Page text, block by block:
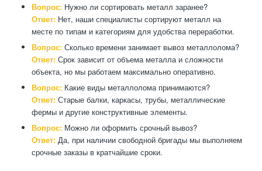
Вопрос:Нужно ли сортировать металл заранее?
Ответ:Нет, наши специалисты сортируют металл на
месте по типам и категориям для удобства переработки.
Вопрос:Сколько времени занимает вывоз металлолома?
Ответ:Срок зависит от объема металла и сложности
объекта, но мы работаем максимально оперативно.
Вопрос:Какие виды металлолома принимаются?
Ответ:Старые балки, каркасы, трубы, металлические
фермы и другие конструктивные элементы.
Вопрос:Можно ли оформить срочный вывоз?
Ответ:Да, при наличии свободной бригады мы выполняем
срочные заказы в кратчайшие сроки.